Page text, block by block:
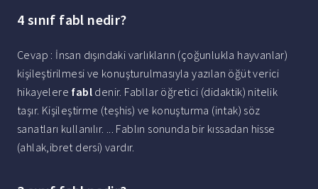
4 sınıf fabl nedir?
Cevap : İnsan dışındaki varlıkların (çoğunlukla hayvanlar)
kişileştirilmesi ve konuşturulmasıyla yazılan öğüt verici
hikayelere fabl denir. Fabllar öğretici (didaktik) nitelik
taşır. Kişileştirme (teşhis) ve konuşturma (intak) söz
sanatları kullanılır. ... Fablın sonunda bir kıssadan hisse
(ahlak,ibret dersi) vardır.